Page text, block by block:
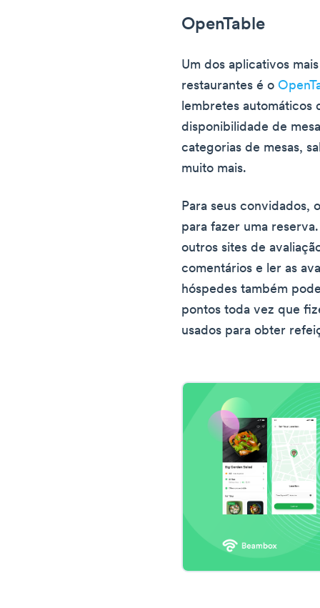
OpenTable
Um dos aplicativos
restaurantes é o
lembretes automáticos
disponibilidade de
categorias de mesas,
muito mais.
Para seus convidados,
para fazer uma
outros sites de
comentários e ler as
hóspedes também
pontos toda vez que
usados para obter